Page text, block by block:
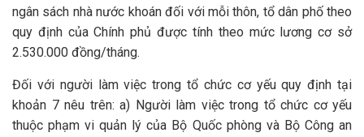
ngân sách nhà nước khoán đối với mỗi thôn, tổ dân phố theo
quy định của Chính phủ được tính theo mức lương cơ sở
2.530.000 đồng/tháng.
Đối với người làm việc trong tổ chức cơ yếu quy định tại
khoản 7 nêu trên: a) Người làm việc trong tổ chức cơ yếu
thuộc phạm vi quản lý của Bộ Quốc phòng và Bộ Công an